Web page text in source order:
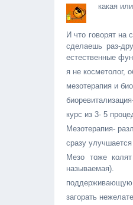
какая
И что говорят на
сделаешь раз-
естественные
я не косметолог,
мезотерапия и
курс из 3- 5
Мезотерапия-
сразу
Мезо тоже
называемая).
поддерживающую
загорать